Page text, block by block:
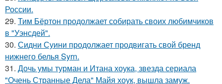
России.
29. Тим Бёртон продолжает собирать своих любимчиков
в "Уэнсдей".
30. Сидни Суини продолжает продвигать свой бренд
нижнего белья Syrn.
31. Дочь умы турман и Итана хоука, звезда сериала
"Очень Странные Дела" Майя хоук, вышла замуж.